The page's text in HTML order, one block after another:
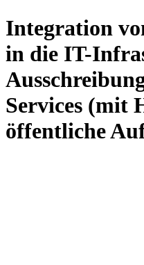
Integration
in die IT-
Services (mit
öffentliche